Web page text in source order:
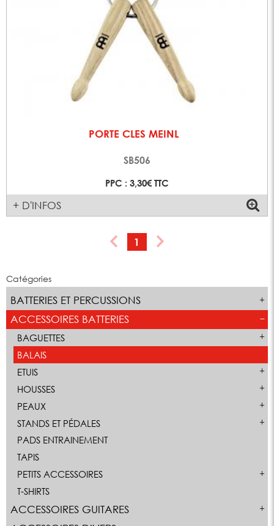
Catégories
BATTERIES ET PERCUSSIONS
ACCESSOIRES BATTERIES
BAGUETTES
BALAIS
ETUIS
HOUSSES
PEAUX
STANDS ET PÉDALES
PADS ENTRAINEMENT
TAPIS
PETITS ACCESSOIRES
T-SHIRTS
ACCESSOIRES GUITARES
PORTE CLES MEINL
SB506
PPC : 3,30€ TTC
+ D'INFOS
1